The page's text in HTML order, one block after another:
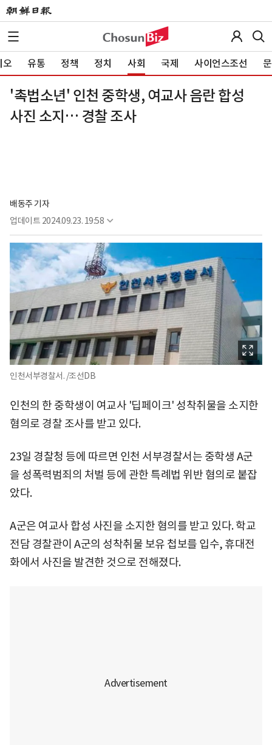
오 유통 정책 정치 사회 국제 사이언스조선
'촉법소년' 인천 중학생, 여교사 음란 합성
사진 소지… 경찰 조사
배동주 기자
업데이트 2024.09.23. 19:58
인천서부경찰서. /조선DB
인천의 한 중학생이 여교사 '딥페이크' 성착취물을 소지한
혐의로 경찰 조사를 받고 있다.
23일 경찰청 등에 따르면 인천 서부경찰서는 중학생 A군
을 성폭력범죄의 처벌 등에 관한 특례법 위반 혐의로 붙잡
았다.
A군은 여교사 합성 사진을 소지한 혐의를 받고 있다. 학교
전담 경찰관이 A군의 성착취물 보유 첩보를 입수, 휴대전
화에서 사진을 발견한 것으로 전해졌다.